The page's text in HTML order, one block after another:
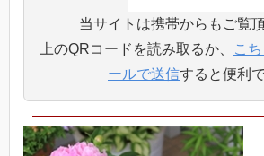
当サイトは携帯からもご覧頂
上のQRコードを読み取るか、
こ
ールで送信すると便利で